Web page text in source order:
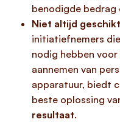
benodigde bedrag
Niet altijd
initiatiefnemers
nodig hebben
aannemen van
apparatuur, biedt
beste oplossing
resultaat.